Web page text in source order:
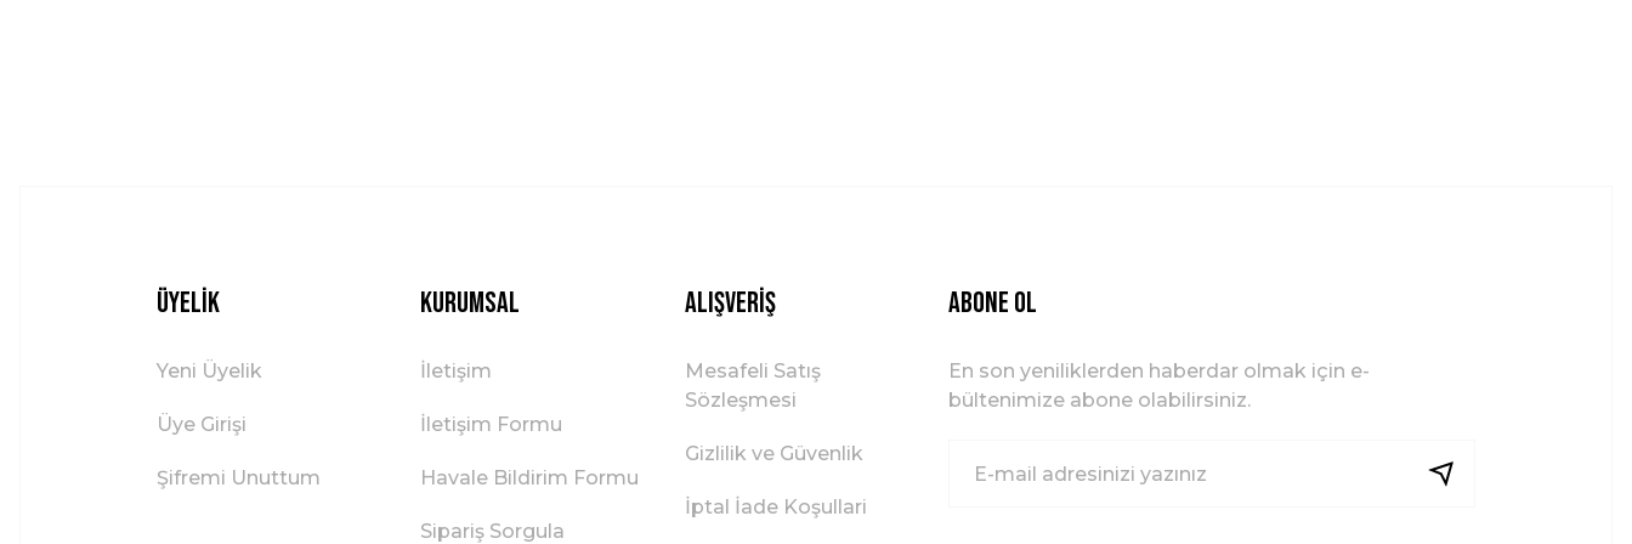
Üyelik
Yeni Üyelik
Üye Girişi
Şifremi Unuttum
Kurumsal
İletişim
İletişim Formu
Havale Bildirim Formu
Sipariş Sorgula
Alışveriş
Mesafeli Satış
Sözleşmesi
Gizlilik ve Güvenlik
İptal İade Koşullari
ABONE OL
En son yeniliklerden haberdar olmak için e-
bültenimize abone olabilirsiniz.